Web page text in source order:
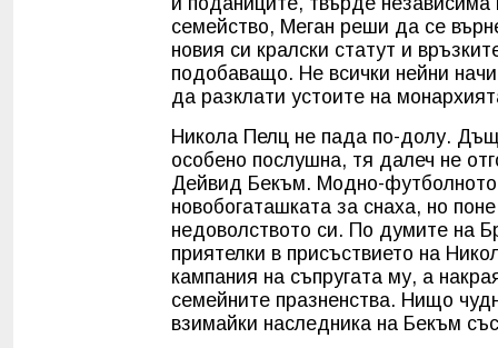
семейство, Меган реши да се
новия си кралски статут и
подобаващо. Не всички нейни
да разклати устоите на
Никола Пелц не пада по-долу.
особено послушна, тя далеч не
Дейвид Бекъм. Модно-футболното
новобогаташката за снаха, но
недоволството си. По думите на
приятелки в присъствието на
кампания на съпругата му, а
семейните празненства. Нищо
взимайки наследника на Бекъм